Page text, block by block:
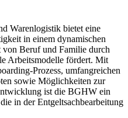
Warenlogistik bietet eine
in einem dynamischen
von Beruf und Familie durch
Arbeitsmodelle fördert. Mit
Prozess, umfangreichen
sowie Möglichkeiten zur
ist die BGHW ein
in der Entgeltsachbearbeitung